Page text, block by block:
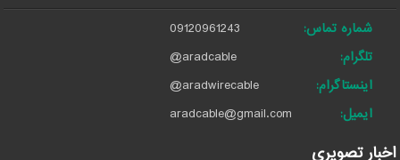
شماره تماس:
09120961243
تلگرام:
@aradcable
اینستاگرام:
@aradwirecable
ایمیل:
aradcable@gmail.com
اخبار تصویری